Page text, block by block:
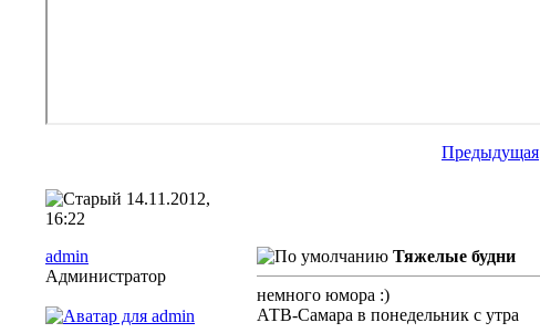
Предыдущая
14.11.2012,
16:22
admin
Администратор
Тяжелые будни
немного юмора :)
АТВ-Самара в понедельник с утра